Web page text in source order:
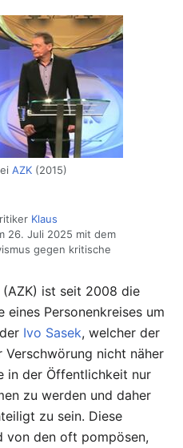
AZK (2015)
Klaus
26. Juli 2025 mit dem
gegen kritische
(AZK) ist seit 2008 die
Personenkreises um
Ivo Sasek, welcher der
Verschwörung nicht näher
in der Öffentlichkeit nur
zu werden und daher
zu sein. Diese
von den oft pompösen,